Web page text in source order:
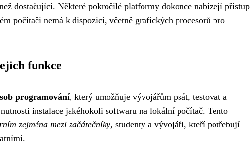
dostačující. Některé pokročilé platformy dokonce nabízejí přístup
počítači nemá k dispozici, včetně grafických procesorů pro
funkce
programování, který umožňuje vývojářům psát, testovat a
instalace jakéhokoli softwaru na lokální počítač. Tento
zejména mezi začátečníky, studenty a vývojáři, kteří potřebují